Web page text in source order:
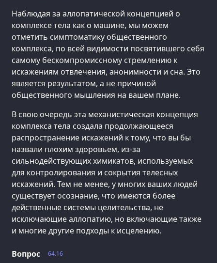
Наблюдая за аллопатической концепцией о
комплексе тела как о машине, мы можем
отметить симптоматику общественного
комплекса, по всей видимости посвятившего себя
самому бескомпромиссному стремлению к
искажениям отвлечения, анонимности и сна. Это
является результатом, а не причиной
общественного мышления на вашем плане.
В свою очередь эта механистическая концепция
комплекса тела создала продолжающееся
распространение искажений к тому, что вы бы
назвали плохим здоровьем, из-за
сильнодействующих химикатов, используемых
для контролирования и сокрытия телесных
искажений. Тем не менее, у многих ваших людей
существует осознание, что имеются более
действенные системы целительства, не
исключающие аллопатию, но включающие также
и многие другие подходы к исцелению.
64.16
Вопрос